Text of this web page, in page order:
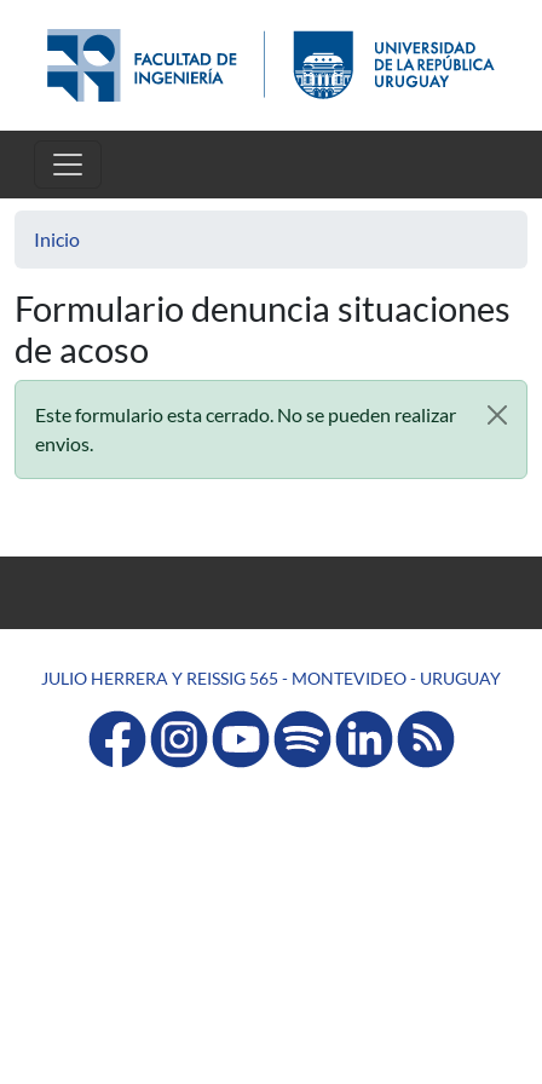
Inicio
Formulario denuncia situaciones
de acoso
Este formulario esta cerrado. No se pueden realizar
envios.
JULIO HERRERA Y REISSIG 565 - MONTEVIDEO - URUGUAY